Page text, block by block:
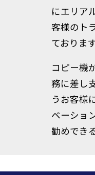
にエリア
客様のト
ておりま
コピー機
務に差し
うお客様
ベーショ
勧めでき